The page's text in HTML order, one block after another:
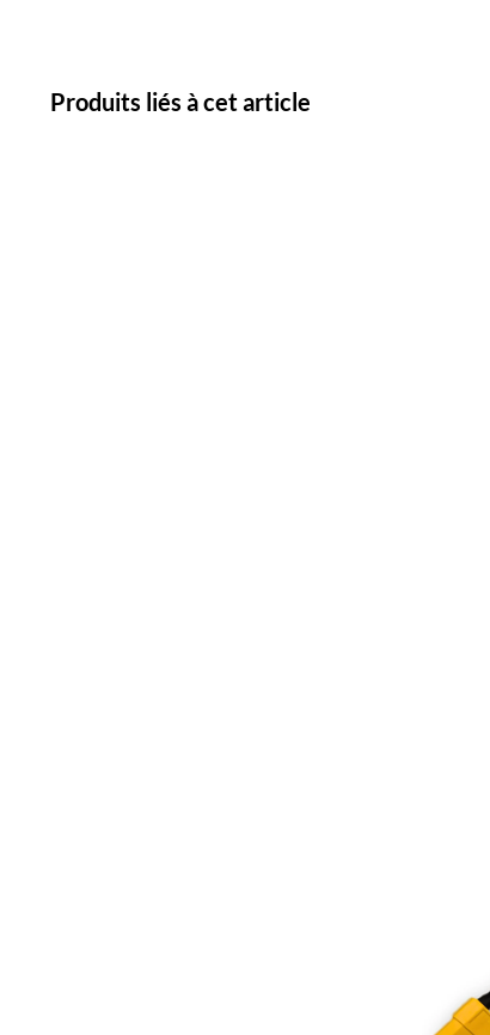
Produits liés à cet article